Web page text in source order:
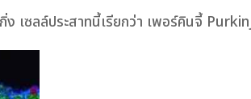
เซลล์ประสาทนี้เรียกว่า เพอร์คินจี้